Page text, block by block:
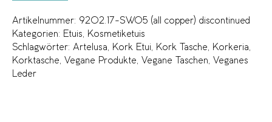
Artikelnummer: 9202.17-SW05 (all copper) discontinued
Kategorien: Etuis
Kosmetiketuis
Schlagwörter: Artelusa Kork Etui Kork Tasche Korkeria
Korktasche
Vegane Produkte Vegane Taschen
Veganes
Leder